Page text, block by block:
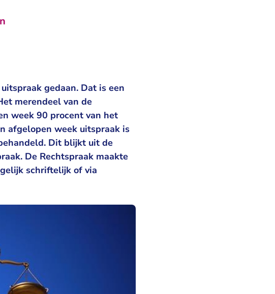
gedaan. Dat is een
merendeel van de
week 90 procent van het
afgelopen week uitspraak is
Dit blijkt uit de
De Rechtspraak maakte
schriftelijk of via